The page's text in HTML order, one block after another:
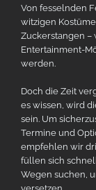
Von fesselnden
witzigen
Zuckerstangen –
Entertainment-
werden.
Doch die Zeit
es wissen, wird
sein. Um
Termine und
empfehlen wir
füllen sich
Wegen suchen,